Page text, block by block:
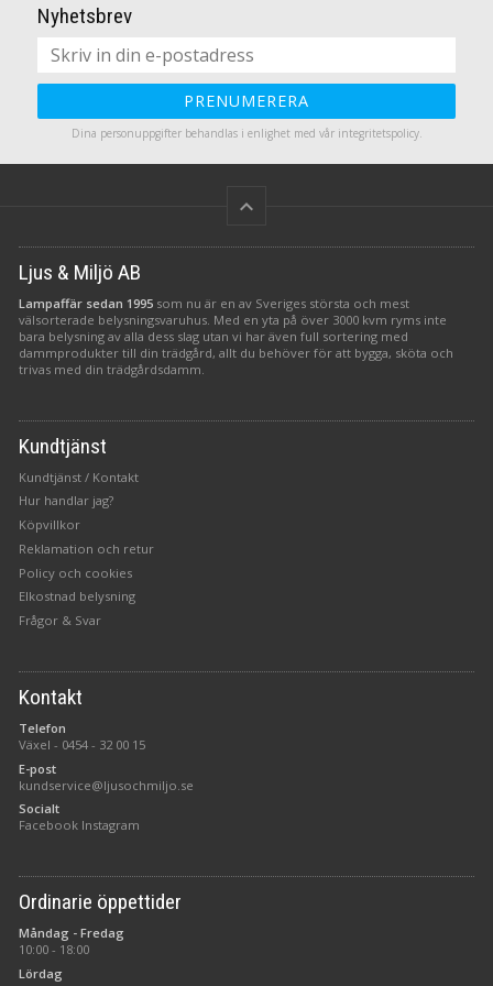
Nyhetsbrev
PRENUMERERA
Dina personuppgifter behandlas i enlighet med vår integritetspolicy.
keyboard_arrow_up
Ljus & Miljö AB
Lampaffär sedan 1995 som nu är en av Sveriges största och mest
välsorterade belysningsvaruhus. Med en yta på över 3000 kvm ryms inte
bara belysning av alla dess slag utan vi har även full sortering med
dammprodukter till din trädgård, allt du behöver för att bygga, sköta och
trivas med din trädgårdsdamm.
Kundtjänst
Kundtjänst / Kontakt
Hur handlar jag?
Köpvillkor
Reklamation och retur
Policy och cookies
Elkostnad belysning
Frågor & Svar
Kontakt
Telefon
Växel - 0454 - 32 00 15
E-post
kundservice@ljusochmiljo.se
Socialt
Facebook Instagram
Ordinarie öppettider
Måndag - Fredag
10:00 - 18:00
Lördag